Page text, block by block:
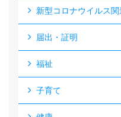
新型コロナウイルス関
届出・証明
福祉
子育て